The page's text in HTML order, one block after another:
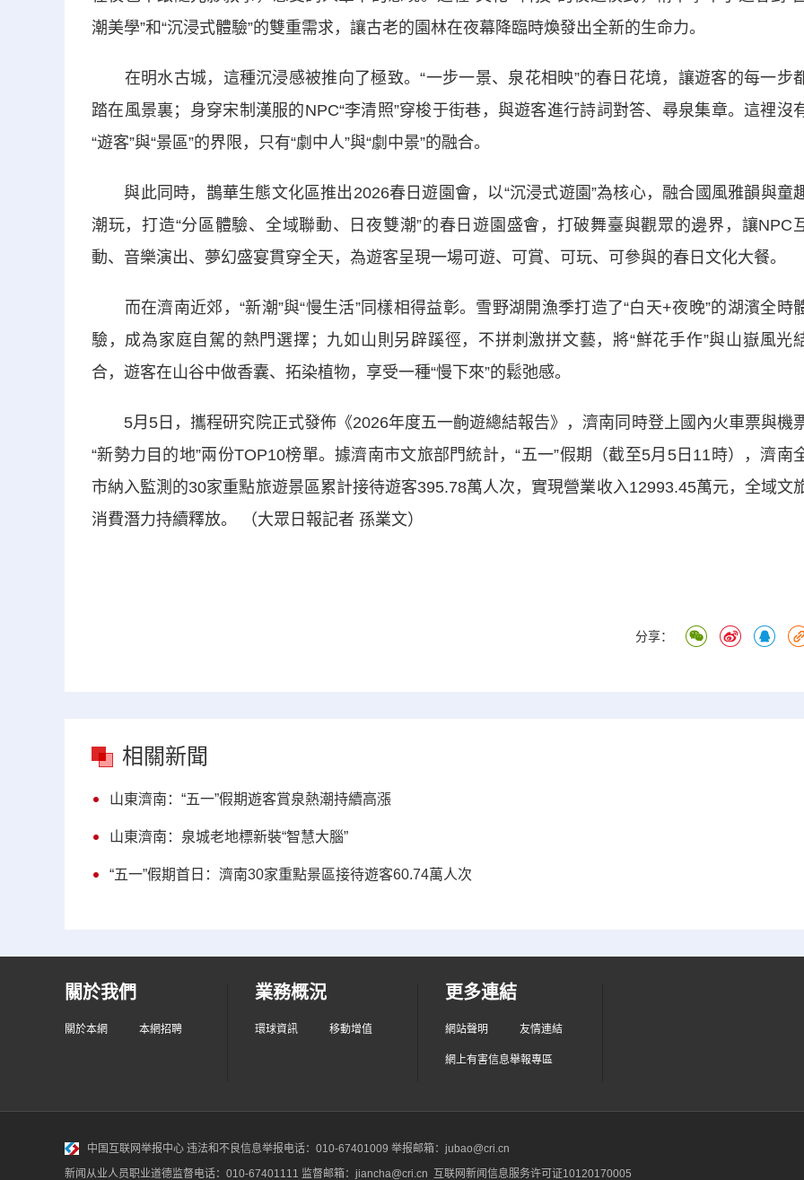
潮美學”和“沉浸式體驗”的雙重需求，讓古老的園林在夜幕降臨時煥發出全新的生命力。
在明水古城，這種沉浸感被推向了極致。“一步一景、泉花相映”的春日花境，讓遊客的每一步
踏在風景裏；身穿宋制漢服的NPC“李清照”穿梭于街巷，與遊客進行詩詞對答、尋泉集章。這裡沒
“遊客”與“景區”的界限，只有“劇中人”與“劇中景”的融合。
與此同時，鵲華生態文化區推出2026春日遊園會，以“沉浸式遊園”為核心，融合國風雅韻與童
潮玩，打造“分區體驗、全域聯動、日夜雙潮”的春日遊園盛會，打破舞臺與觀眾的邊界，讓NPC
動、音樂演出、夢幻盛宴貫穿全天，為遊客呈現一場可遊、可賞、可玩、可參與的春日文化大餐。
而在濟南近郊，“新潮”與“慢生活”同樣相得益彰。雪野湖開漁季打造了“白天+夜晚”的湖濱全時
驗，成為家庭自駕的熱門選擇；九如山則另辟蹊徑，不拼刺激拼文藝，將“鮮花手作”與山嶽風光
合，遊客在山谷中做香囊、拓染植物，享受一種“慢下來”的鬆弛感。
5月5日，攜程研究院正式發佈《2026年度五一齣遊總結報告》，濟南同時登上國內火車票與機
“新勢力目的地”兩份TOP10榜單。據濟南市文旅部門統計，“五一”假期（截至5月5日11時），濟南
市納入監測的30家重點旅遊景區累計接待遊客395.78萬人次，實現營業收入12993.45萬元，全域文
消費潛力持續釋放。 （大眾日報記者 孫業文）
分享：
相關新聞
山東濟南：“五一”假期遊客賞泉熱潮持續高漲
山東濟南：泉城老地標新裝“智慧大腦”
“五一”假期首日：濟南30家重點景區接待遊客60.74萬人次
關於我們
關於本網 本網招聘
業務概況
環球資訊 移動增值
更多連結
網站聲明 友情連結
網上有害信息舉報專區
中国互联网举报中心 违法和不良信息举报电话：010-67401009 举报邮箱：jubao@cri.cn
新闻从业人员职业道德监督电话：010-67401111 监督邮箱：jiancha@cri.cn 互联网新闻信息服务许可证10120170005